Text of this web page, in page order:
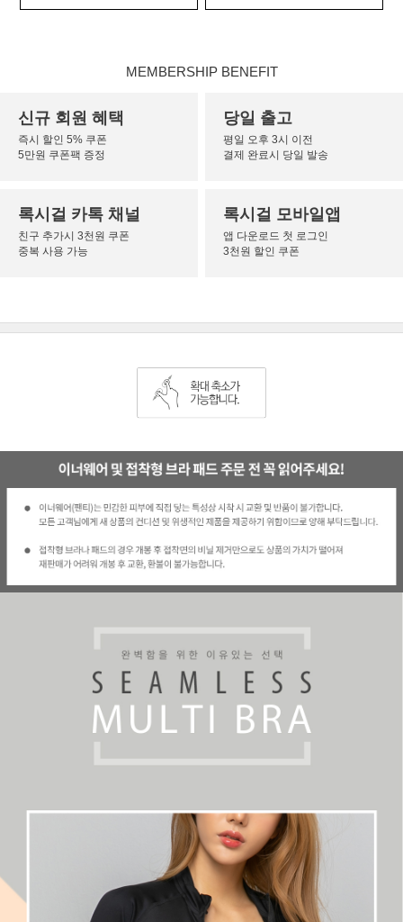
MEMBERSHIP BENEFIT
신규 회원 혜택
즉시 할인 5% 쿠폰
5만원 쿠폰팩 증정
당일 출고
평일 오후 3시 이전
결제 완료시 당일 발송
록시걸 카톡 채널
친구 추가시 3천원 쿠폰
중복 사용 가능
록시걸 모바일앱
앱 다운로드 첫 로그인
3천원 할인 쿠폰